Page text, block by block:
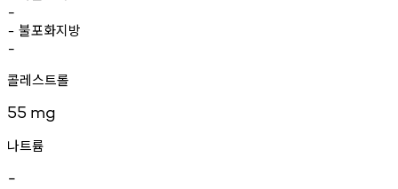
-
- 불포화지방
-
콜레스트롤
55 mg
나트륨
-